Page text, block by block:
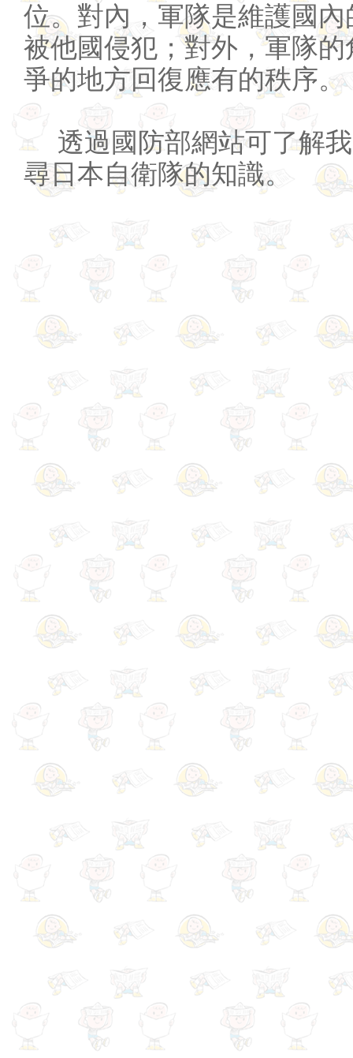
位。對內，軍隊是維護國
被他國侵犯；對外，軍隊
爭的地方回復應有的秩序。
透過國防部網站可了解我
尋日本自衛隊的知識。